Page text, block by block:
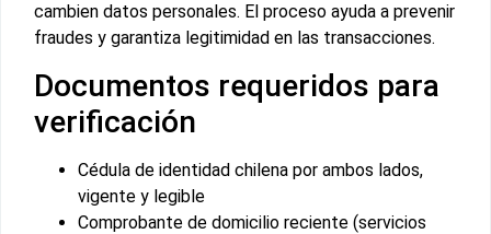
cambien datos personales. El proceso ayuda a prevenir
fraudes y garantiza legitimidad en las transacciones.
Documentos requeridos para
verificación
Cédula de identidad chilena por ambos lados,
vigente y legible
Comprobante de domicilio reciente (servicios